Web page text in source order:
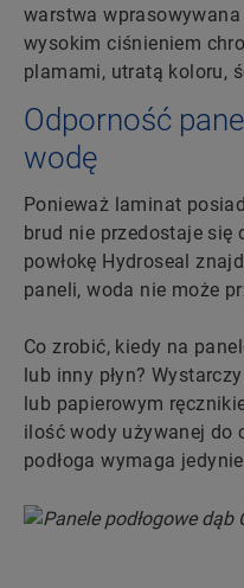
warstwa
wysokim ciśnieniem
plamami, utratą koloru,
Odporność
wodę
Ponieważ laminat
brud nie przedostaje się
powłokę Hydroseal
paneli, woda nie może
Co zrobić, kiedy na
lub inny płyn?
lub papierowym
ilość wody używanej do
podłoga wymaga